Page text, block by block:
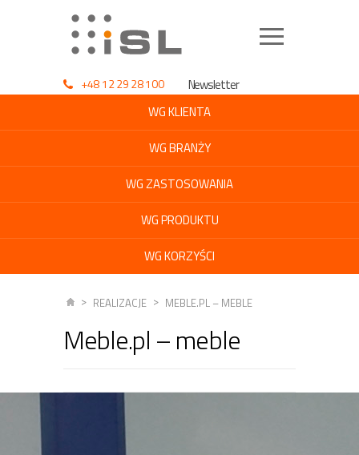
+48 12 29 28 100
Newsletter
WG KLIENTA
WG BRANŻY
WG ZASTOSOWANIA
WG PRODUKTU
WG KORZYŚCI
REALIZACJE MEBLE.PL – MEBLE
Meble.pl – meble